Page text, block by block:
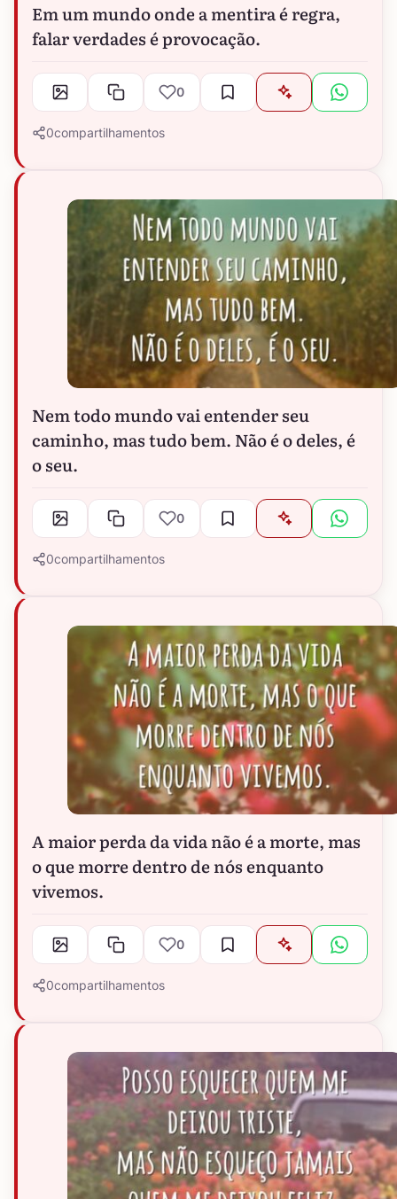
Em um mundo onde a mentira é regra,
falar verdades é provocação.
0
0compartilhamentos
Nem todo mundo vai entender seu
caminho, mas tudo bem. Não é o deles, é
o seu.
0
0compartilhamentos
A maior perda da vida não é a morte, mas
o que morre dentro de nós enquanto
vivemos.
0
0compartilhamentos